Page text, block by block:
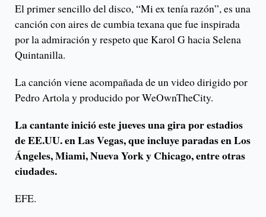
El primer sencillo del disco, “Mi ex tenía razón”, es una
canción con aires de cumbia texana que fue inspirada
por la admiración y respeto que Karol G hacia Selena
Quintanilla.
La canción viene acompañada de un video dirigido por
Pedro Artola y producido por WeOwnTheCity.
La cantante inició este jueves una gira por estadios
de EE.UU. en Las Vegas, que incluye paradas en Los
Ángeles, Miami, Nueva York y Chicago, entre otras
ciudades.
EFE.